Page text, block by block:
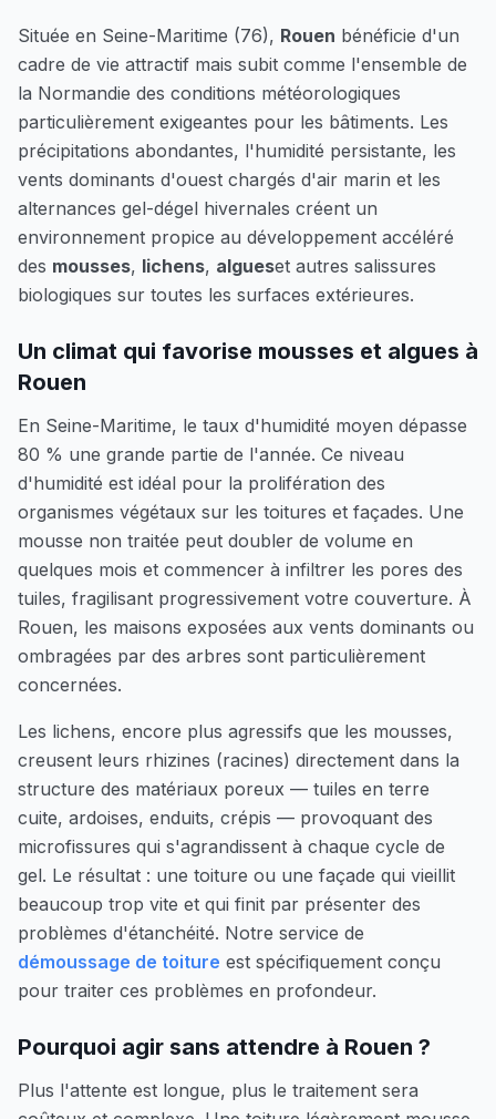
Située en Seine-Maritime (76), Rouen bénéficie d'un
cadre de vie attractif mais subit comme l'ensemble de
la Normandie des conditions météorologiques
particulièrement exigeantes pour les bâtiments. Les
précipitations abondantes, l'humidité persistante, les
vents dominants d'ouest chargés d'air marin et les
alternances gel-dégel hivernales créent un
environnement propice au développement accéléré
des mousses, lichens, algueset autres salissures
biologiques sur toutes les surfaces extérieures.
Un climat qui favorise mousses et algues à
Rouen
En Seine-Maritime, le taux d'humidité moyen dépasse
80 % une grande partie de l'année. Ce niveau
d'humidité est idéal pour la prolifération des
organismes végétaux sur les toitures et façades. Une
mousse non traitée peut doubler de volume en
quelques mois et commencer à infiltrer les pores des
tuiles, fragilisant progressivement votre couverture. À
Rouen, les maisons exposées aux vents dominants ou
ombragées par des arbres sont particulièrement
concernées.
Les lichens, encore plus agressifs que les mousses,
creusent leurs rhizines (racines) directement dans la
structure des matériaux poreux — tuiles en terre
cuite, ardoises, enduits, crépis — provoquant des
microfissures qui s'agrandissent à chaque cycle de
gel. Le résultat : une toiture ou une façade qui vieillit
beaucoup trop vite et qui finit par présenter des
problèmes d'étanchéité. Notre service de
démoussage de toiture est spécifiquement conçu
pour traiter ces problèmes en profondeur.
Pourquoi agir sans attendre à Rouen ?
Plus l'attente est longue, plus le traitement sera